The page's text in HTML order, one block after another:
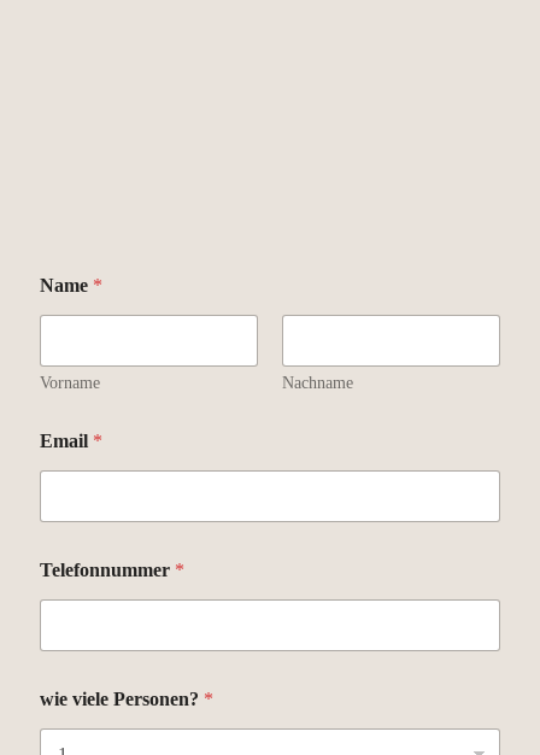
Name *
Vorname Nachname
Email *
Telefonnummer *
wie viele Personen? *